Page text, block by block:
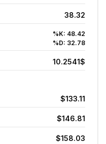
38.32
%K: 48.42
%D: 32.78
10.2541$
$133.11
$146.81
$158.03